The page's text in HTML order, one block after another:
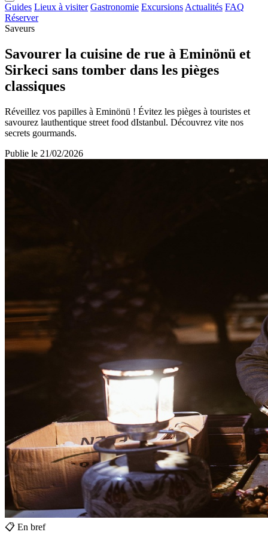
Guides Lieux à visiter Gastronomie Excursions Actualités FAQ
Réserver
Saveurs
Savourer la cuisine de rue à Eminönü et
Sirkeci sans tomber dans les pièges
classiques
Réveillez vos papilles à Eminönü ! Évitez les pièges à touristes et
savourez lauthentique street food dIstanbul. Découvrez vite nos
secrets gourmands.
Publie le 21/02/2026
📋 En bref